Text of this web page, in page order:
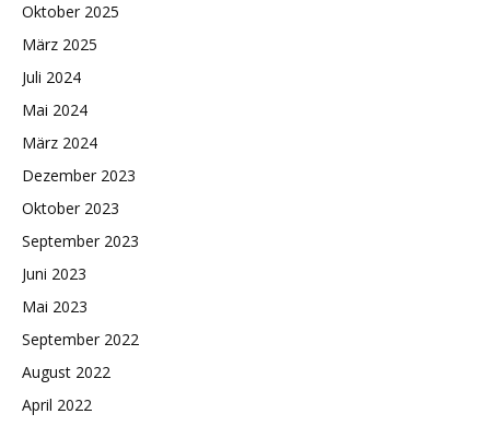
Oktober 2025
März 2025
Juli 2024
Mai 2024
März 2024
Dezember 2023
Oktober 2023
September 2023
Juni 2023
Mai 2023
September 2022
August 2022
April 2022